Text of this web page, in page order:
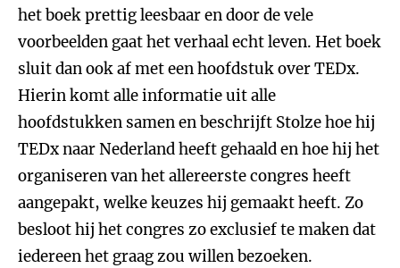
het boek prettig leesbaar en door de vele
voorbeelden gaat het verhaal echt leven. Het boek
sluit dan ook af met een hoofdstuk over TEDx.
Hierin komt alle informatie uit alle
hoofdstukken samen en beschrijft Stolze hoe hij
TEDx naar Nederland heeft gehaald en hoe hij het
organiseren van het allereerste congres heeft
aangepakt, welke keuzes hij gemaakt heeft. Zo
besloot hij het congres zo exclusief te maken dat
iedereen het graag zou willen bezoeken.